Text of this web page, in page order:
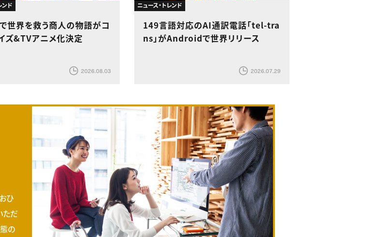
ンド
世界を救う商人の物語がコ
ズ&TVアニメ化決定
2026.08.03
ニュース・トレンド
149言語対応のAI通訳電話「tel-tra
ns」がAndroidで世界リリース
2026.07.29
ひ
ただ
の